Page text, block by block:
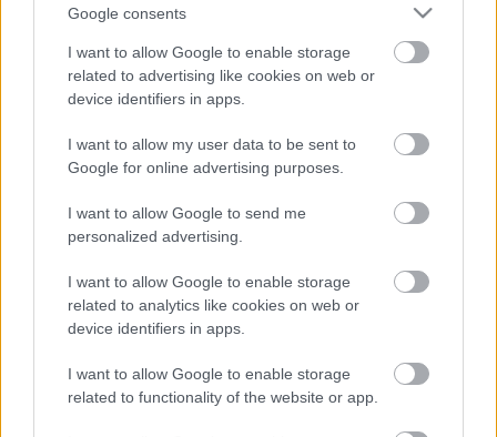
Google consents
I want to allow Google to enable storage
related to advertising like cookies on web or
device identifiers in apps.
I want to allow my user data to be sent to
Google for online advertising purposes.
I want to allow Google to send me
personalized advertising.
I want to allow Google to enable storage
related to analytics like cookies on web or
device identifiers in apps.
I want to allow Google to enable storage
related to functionality of the website or app.
Megszűnik az egyik hazai, romantikus
sorozatokat vetítő tévécsatorna
Szinkronhangok: Doktor Murphy (The
Good Doctor)
Két országos tévépremier sorozat is
indul heteken belül az RTL Klubon
Szinkronhangok: Szerelemre várva
(Hayatimin Aski)